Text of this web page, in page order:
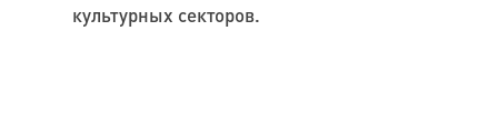
культурных секторов.